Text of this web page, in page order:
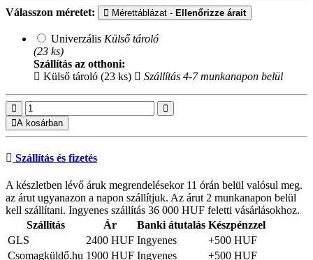
Válasszon méretet: Mérettáblázat - Ellenőrizze árait
Univerzális Külső tároló
(23 ks)
Szállítás az otthoni:
Külső tároló (23 ks)
Szállítás 4-7 munkanapon belül
A kosárban
Szállítás és fizetés
A készletben lévő áruk megrendelésekor 11 órán belül valósul meg.
az árut ugyanazon a napon szállítjuk. Az árut 2 munkanapon belül
kell szállítani. Ingyenes szállítás 36 000 HUF feletti vásárlásokhoz.
Szállítás
Ár Banki átutalás Készpénzzel
GLS
2400 HUF Ingyenes
+500 HUF
Csomagküldő.hu 1900 HUF Ingyenes +500 HUF